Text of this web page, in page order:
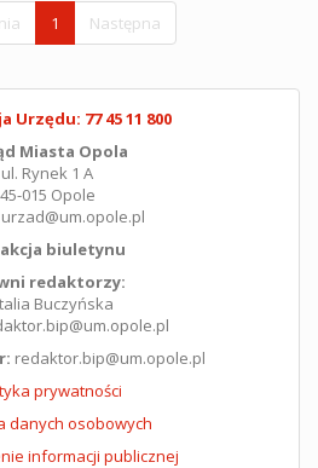
1 Następna
Urzędu: 77 45 11 800
Miasta Opola
ul. Rynek 1 A
45-015 Opole
biuletynu
redaktorzy:
Buczyńska
redaktor.bip@um.opole.pl
prywatności
danych osobowych
informacji publicznej